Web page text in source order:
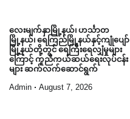
လေးမျက်နှာမြို့နယ်၊ ဟင်္သာတ
မြို့နယ်၊ ရေကြည်မြို့နယ်နှင့်ကျုံပျော်
မြို့နယ်တို့တွင် ရေကြီးရေလျှံမှုများ
ကြောင့် ကူညီကယ်ဆယ်ရေးလုပ်ငန်း
များ ဆက်လက်ဆောင်ရွက်
Admin August 7, 2026